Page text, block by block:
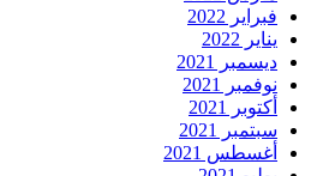
فبراير 2022
يناير 2022
ديسمبر 2021
نوفمبر 2021
أكتوبر 2021
سبتمبر 2021
أغسطس 2021